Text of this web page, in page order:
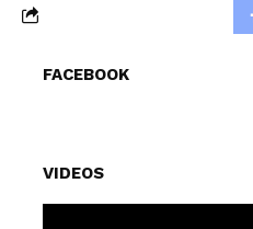
FACEBOOK
VIDEOS